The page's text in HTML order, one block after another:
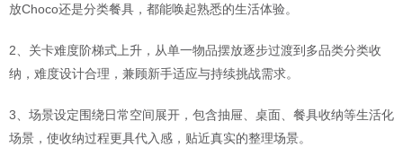
放Choco还是分类餐具，都能唤起熟悉的生活体验。
2、关卡难度阶梯式上升，从单一物品摆放逐步过渡到多品类分类收
纳，难度设计合理，兼顾新手适应与持续挑战需求。
3、场景设定围绕日常空间展开，包含抽屉、桌面、餐具收纳等生活化
场景，使收纳过程更具代入感，贴近真实的整理场景。